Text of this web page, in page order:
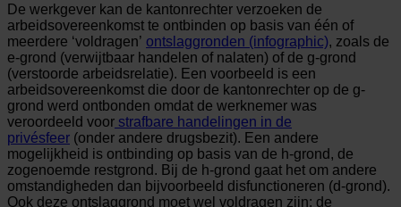
De werkgever kan de kantonrechter verzoeken de
arbeidsovereenkomst te ontbinden op basis van één of
meerdere ‘voldragen’ ontslaggronden (infographic), zoals de
e-grond (verwijtbaar handelen of nalaten) of de g-grond
(verstoorde arbeidsrelatie). Een voorbeeld is een
arbeidsovereenkomst die door de kantonrechter op de g-
grond werd ontbonden omdat de werknemer was
veroordeeld voor strafbare handelingen in de
privésfeer (onder andere drugsbezit). Een andere
mogelijkheid is ontbinding op basis van de h-grond, de
zogenoemde restgrond. Bij de h-grond gaat het om andere
omstandigheden dan bijvoorbeeld disfunctioneren (d-grond).
Ook deze ontslaggrond moet wel voldragen zijn: de